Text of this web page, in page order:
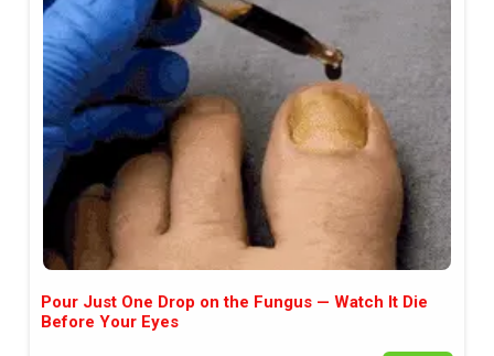
Pour Just One Drop on the Fungus — Watch It Die
Before Your Eyes